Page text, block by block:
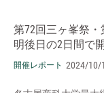
第72回三ヶ峯祭・
明後日の2日間で
開催レポート 2024/10/